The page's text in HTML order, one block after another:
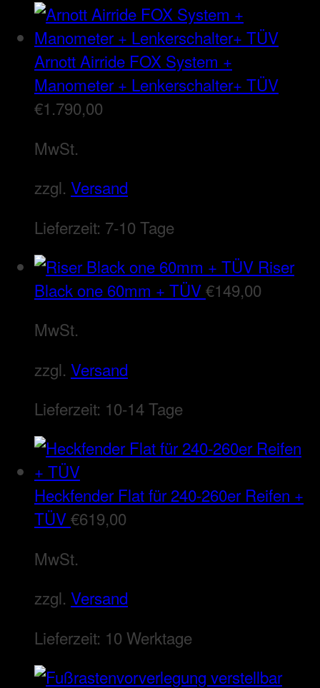
Arnott Airride FOX System +
Manometer + Lenkerschalter+ TÜV
€1.790,00
MwSt.
zzgl. Versand
Lieferzeit: 7-10 Tage
Riser
Black one 60mm + TÜV€149,00
MwSt.
zzgl. Versand
Lieferzeit: 10-14 Tage
Heckfender Flat für 240-260er Reifen +
TÜV€619,00
MwSt.
zzgl. Versand
Lieferzeit: 10 Werktage